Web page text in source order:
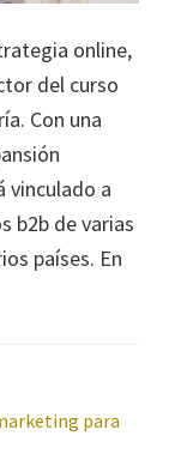
online,
del curso
Con una
vinculado a
b2b de varias
países. En
para